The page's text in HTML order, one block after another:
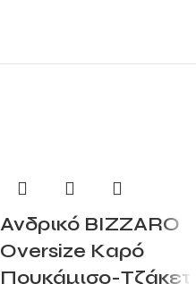
Ανδρικό BIZZARO
Oversize Καρό
Πουκάμισο-Τζάκετ